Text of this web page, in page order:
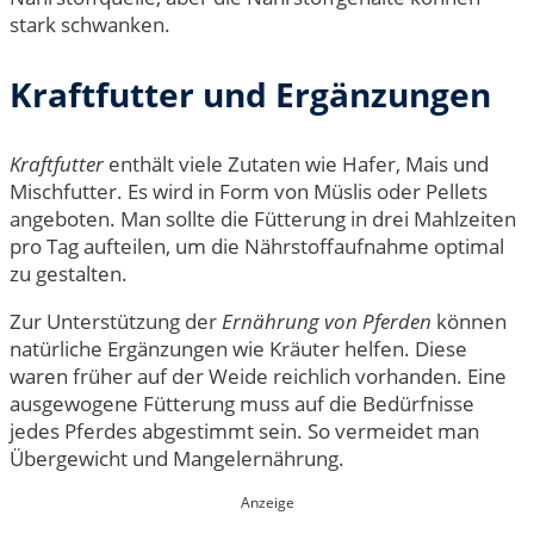
stark schwanken.
Kraftfutter und Ergänzungen
Kraftfutter enthält viele Zutaten wie Hafer, Mais und
Mischfutter. Es wird in Form von Müslis oder Pellets
angeboten. Man sollte die Fütterung in drei Mahlzeiten
pro Tag aufteilen, um die Nährstoffaufnahme optimal
zu gestalten.
Zur Unterstützung derErnährung von Pferden können
natürliche Ergänzungen wie Kräuter helfen. Diese
waren früher auf der Weide reichlich vorhanden. Eine
ausgewogene Fütterung muss auf die Bedürfnisse
jedes Pferdes abgestimmt sein. So vermeidet man
Übergewicht und Mangelernährung.
Anzeige